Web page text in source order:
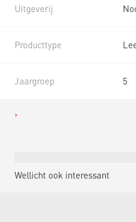
Uitgeverij
Producttype
Jaargroep 5
Wellicht ook interessant